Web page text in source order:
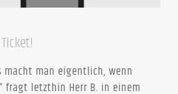
macht man eigentlich, wenn
fragt letzthin Herr B. in einem